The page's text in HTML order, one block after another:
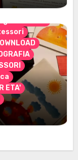
ETA'
stampabili